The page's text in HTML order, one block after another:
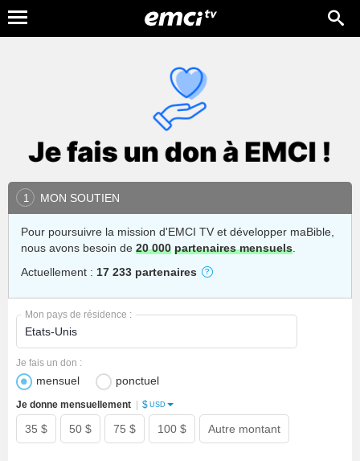
1 MON SOUTIEN
Pour poursuivre la mission d'EMCI TV et développer maBible,
nous avons besoin de 20 000 partenaires mensuels.
Actuellement : 17 233 partenaires
Mon pays de résidence :
mensuel ponctuel
Je fais un don :
35 $ 50 $ 75 $ 100 $ Autre montant
Je donne mensuellement $ USD